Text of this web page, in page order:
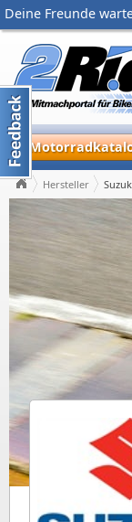
Deine Freunde
Hersteller